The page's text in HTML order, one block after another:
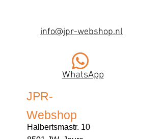
info@jpr-webshop.nl
WhatsApp
JPR-
Webshop
Halbertsmastr. 10